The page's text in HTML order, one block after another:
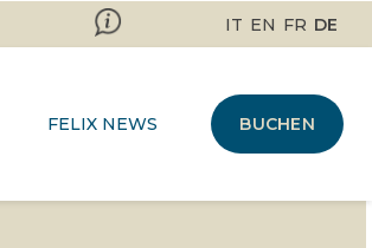
IT EN FR DE
FELIX NEWS BUCHEN